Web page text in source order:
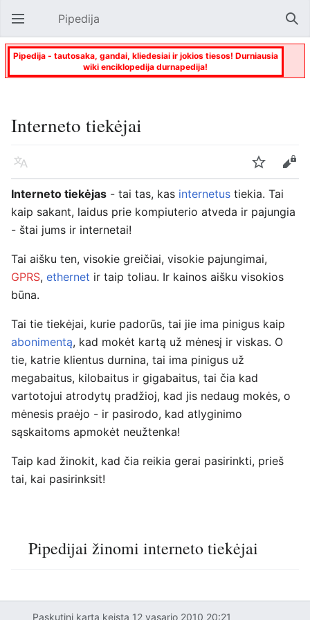
Atverti pagrindinį meniu Pipedija
Pipedija - tautosaka, gandai, kliedesiai ir jokios tiesos! Durniausia
wiki enciklopedija durnapedija!
Interneto tiekėjai
Kalba Stebėti
Keisti
Interneto tiekėjas - tai tas, kas internetus tiekia. Tai
kaip sakant, laidus prie kompiuterio atveda ir pajungia
- štai jums ir internetai!
Tai aišku ten, visokie greičiai, visokie pajungimai,
GPRS, ethernet ir taip toliau. Ir kainos aišku visokios
būna.
Tai tie tiekėjai, kurie padorūs, tai jie ima pinigus kaip
abonimentą, kad mokėt kartą už mėnesį ir viskas. O
tie, katrie klientus durnina, tai ima pinigus už
megabaitus, kilobaitus ir gigabaitus, tai čia kad
vartotojui atrodytų pradžioj, kad jis nedaug mokės, o
mėnesis praėjo - ir pasirodo, kad atlyginimo
sąskaitoms apmokėt neužtenka!
Taip kad žinokit, kad čia reikia gerai pasirinkti, prieš
tai, kai pasirinksit!
Pipedijai žinomi interneto tiekėjai
Paskutinį kartą keista 12 vasario 2010 20:21